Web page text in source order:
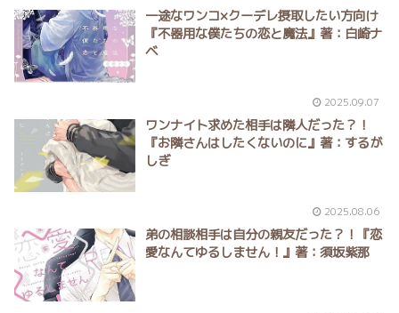
一途なワンコ×クーデレ摂取したい方向け
『不器用な僕たちの恋と魔法』著：白崎ナ
ベ
2025.09.07
ワンナイト求めた相手は隣人だった？！
『お隣さんはしたくないのに』著：するが
しぎ
2025.08.06
弟の相談相手は自分の親友だった？！『恋
愛なんてゆるしません！』著：須坂紫那